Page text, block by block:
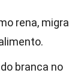
rena, migra
branca no